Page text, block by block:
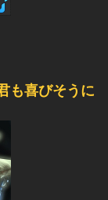
も喜びそうに